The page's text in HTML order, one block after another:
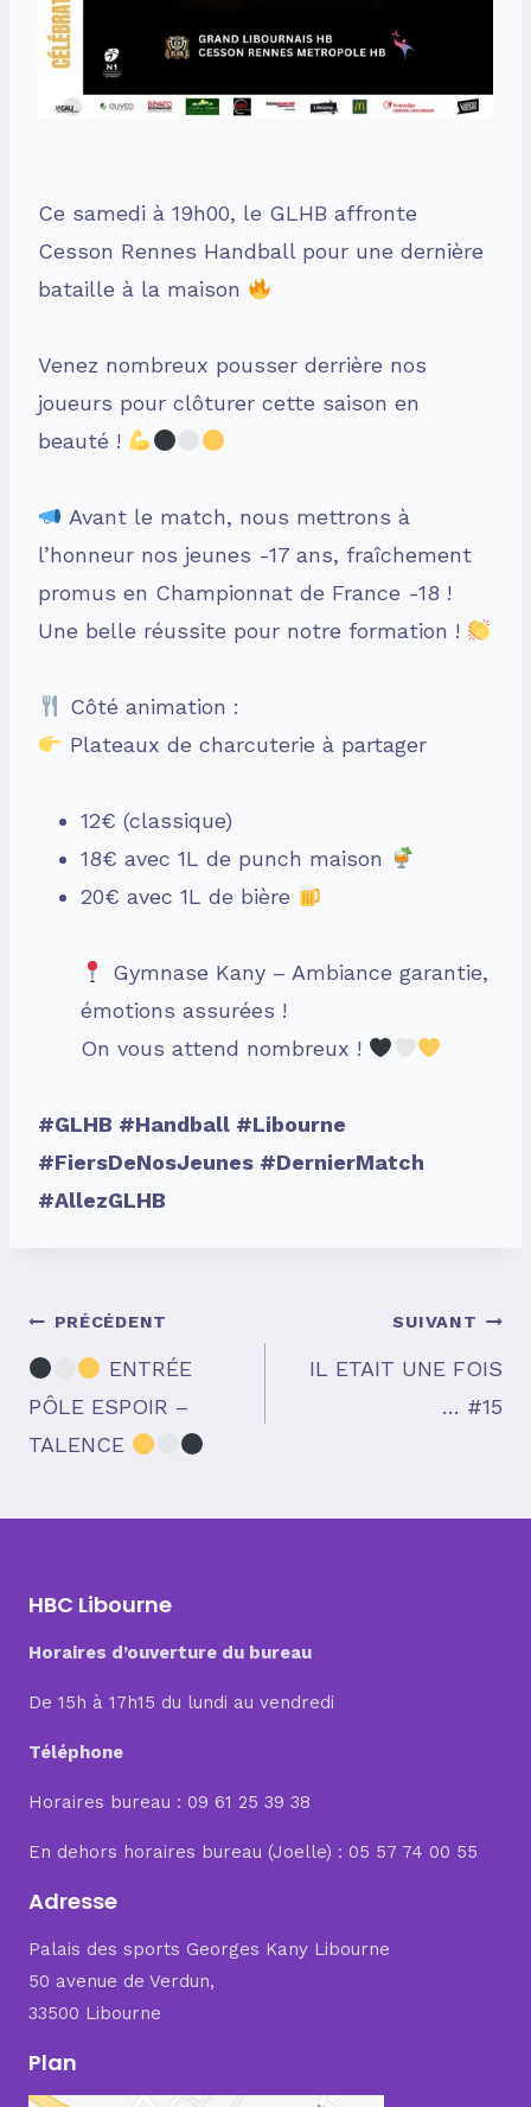
Ce samedi à 19h00, le GLHB affronte
Cesson Rennes Handball pour une dernière
bataille à la maison
Venez nombreux pousser derrière nos
joueurs pour clôturer cette saison en
beauté !
Avant le match, nous mettrons à
l’honneur nos jeunes -17 ans, fraîchement
promus en Championnat de France -18 !
Une belle réussite pour notre formation !
Côté animation :
Plateaux de charcuterie à partager
12€ (classique)
18€ avec 1L de punch maison
20€ avec 1L de bière
Gymnase Kany – Ambiance garantie,
émotions assurées !
On vous attend nombreux !
#GLHB #Handball #Libourne
#FiersDeNosJeunes #DernierMatch
#AllezGLHB
Navigation
de
PRÉCÉDENT
ENTRÉE
PÔLE ESPOIR –
TALENCE
SUIVANT
IL ETAIT UNE FOIS
… #15
HBC Libourne
Horaires d’ouverture du bureau
De 15h à 17h15 du lundi au vendredi
Téléphone
Horaires bureau : 09 61 25 39 38
En dehors horaires bureau (Joelle) : 05 57 74 00 55
Adresse
Palais des sports Georges Kany Libourne
50 avenue de Verdun,
33500 Libourne
Plan